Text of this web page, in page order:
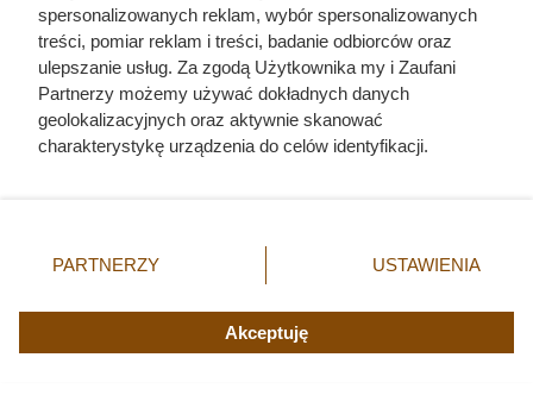
Anna Kurkowska - krwawa randka
i zwłoki w ognisku
spersonalizowanych reklam, wybór spersonalizowanych
treści, pomiar reklam i treści, badanie odbiorców oraz
ulepszanie usług. Za zgodą Użytkownika my i Zaufani
Partnerzy możemy używać dokładnych danych
geolokalizacyjnych oraz aktywnie skanować
charakterystykę urządzenia do celów identyfikacji.
zmienić/wycofać klikając przycisk ustawień prywatności
znajdujący się w lewym dolnym rogu strony. Niektóre
użytkownika, ale masz prawo sprzeciwić się takiemu
przetwarzaniu. Preferencje będą miały zastosowania tylko
PARTNERZY USTAWIENIA
Akceptuję